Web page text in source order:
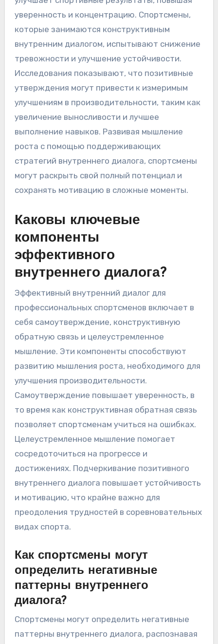
уверенность и концентрацию. Спортсмены,
которые занимаются конструктивным
внутренним диалогом, испытывают снижение
тревожности и улучшение устойчивости.
Исследования показывают, что позитивные
утверждения могут привести к измеримым
улучшениям в производительности, таким как
увеличение выносливости и лучшее
выполнение навыков. Развивая мышление
роста с помощью поддерживающих
стратегий внутреннего диалога, спортсмены
могут раскрыть свой полный потенциал и
сохранять мотивацию в сложные моменты.
Каковы ключевые
компоненты
эффективного
внутреннего диалога?
Эффективный внутренний диалог для
профессиональных спортсменов включает в
себя самоутверждение, конструктивную
обратную связь и целеустремленное
мышление. Эти компоненты способствуют
развитию мышления роста, необходимого для
улучшения производительности.
Самоутверждение повышает уверенность, в
то время как конструктивная обратная связь
позволяет спортсменам учиться на ошибках.
Целеустремленное мышление помогает
сосредоточиться на прогрессе и
достижениях. Подчеркивание позитивного
внутреннего диалога повышает устойчивость
и мотивацию, что крайне важно для
преодоления трудностей в соревновательных
видах спорта.
Как спортсмены могут
определить негативные
паттерны внутреннего
диалога?
Спортсмены могут определить негативные
паттерны внутреннего диалога, распознавая